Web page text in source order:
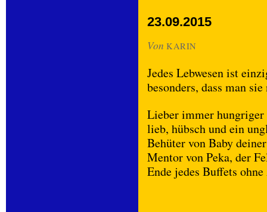
23.09.2015
Von KARIN
Jedes Lebwesen ist
besonders, dass man
Lieber immer
lieb, hübsch und ein
Behüter von Baby
Mentor von Peka, der
Ende jedes Buffets